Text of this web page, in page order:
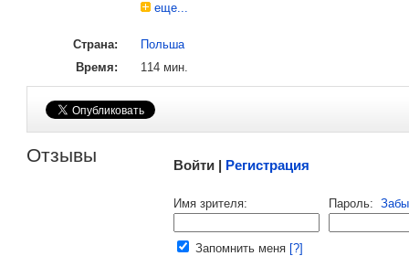
еще...
Страна:
Польша
Время:
114 мин.
Отзывы Войти | Регистрация
Имя зрителя: Пароль:
Запомнить меня [?]